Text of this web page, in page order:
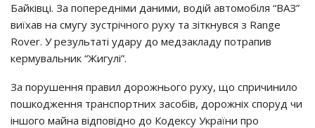
Байківці. За попередніми даними, водій автомобіля “ВАЗ”
виїхав на смугу зустрічного руху та зіткнувся з Range
Rover. У результаті удару до медзакладу потрапив
кермувальник “Жигулі”.
За порушення правил дорожнього руху, що спричинило
пошкодження транспортних засобів, дорожніх споруд чи
іншого майна відповідно до Кодексу України про